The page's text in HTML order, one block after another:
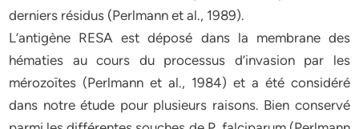
derniers résidus (Perlmann et al., 1989).
L’antigène RESA est déposé dans la membrane des
hématies au cours du processus d’invasion par les
mérozoïtes (Perlmann et al., 1984) et a été considéré
dans notre étude pour plusieurs raisons. Bien conservé